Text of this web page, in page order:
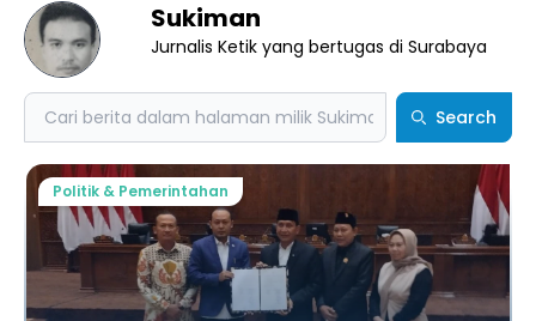
Sukiman
Jurnalis Ketik yang bertugas di Surabaya
Search Search
Politik & Pemerintahan